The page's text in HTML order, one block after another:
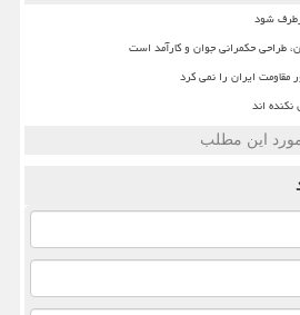
شود
طراحی حکمرانی جوان و کارآمد است
ایران را نمی کرد
اند
مورد این مطلب